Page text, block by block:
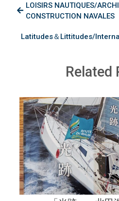
LOISIRS NAUTIQUES/
CONSTRUCTION NAVALES
Latitudes＆Littitudes/
Related